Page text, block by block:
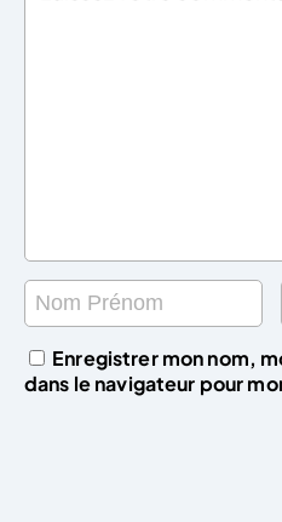
Enregistrer mon nom,
dans le navigateur pour